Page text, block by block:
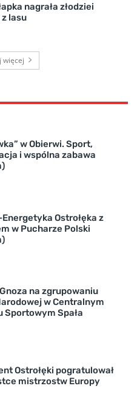
nagrała złodziei
lasu
więcej
w Obierwi. Sport,
i wspólna zabawa
Ostrołęka z
w Pucharze Polski
na zgrupowaniu
w Centralnym
Sportowym Spała
Ostrołęki pogratulował
mistrzostw Europy